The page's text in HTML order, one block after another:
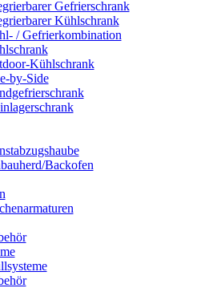
Gefrierschrank
Kühlschrank
/ Gefrierkombination
Kühlschrank
by-Side
Backofen